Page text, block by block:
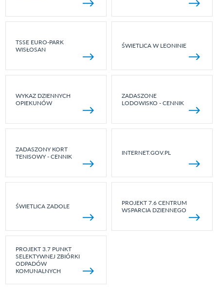
TSSE EURO-PARK
WISŁOSAN
ŚWIETLICA W LEONINIE
WYKAZ DZIENNYCH
OPIEKUNÓW
ZADASZONE
LODOWISKO - CENNIK
ZADASZONY KORT
TENISOWY - CENNIK
INTERNET.GOV.PL
ŚWIETLICA ZADOLE
PROJEKT 7.6 CENTRUM
WSPARCIA DZIENNEGO
PROJEKT 3.7 PUNKT
SELEKTYWNEJ ZBIÓRKI
ODPADÓW
KOMUNALNYCH